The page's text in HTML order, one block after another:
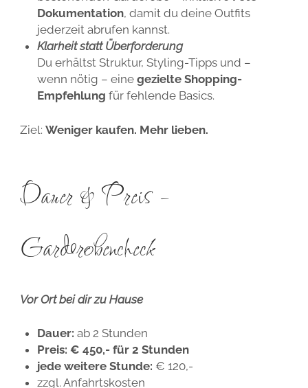
Dokumentation, damit du deine Outfits
jederzeit abrufen kannst.
Klarheit statt Überforderung
Du erhältst Struktur, Styling-Tipps und –
wenn nötig – einegezielte Shopping-
Empfehlung für fehlende Basics.
Ziel: Weniger kaufen. Mehr lieben.
Dauer & Preis –
Garderobencheck
Vor Ort bei dir zu Hause
Dauer: ab 2 Stunden
Preis: € 450,- für 2 Stunden
jede weitere Stunde: € 120,-
zzgl. Anfahrtskosten